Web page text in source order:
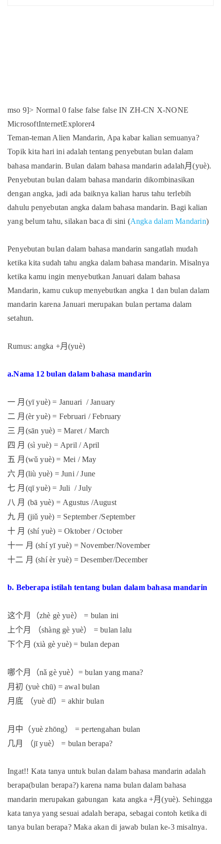
mso 9]> Normal 0 false false false IN ZH-CN X-NONE
MicrosoftInternetExplorer4
Teman-teman Alien Mandarin, Apa kabar kalian semuanya?
Topik kita hari ini adalah tentang penyebutan bulan dalam
bahasa mandarin. Bulan dalam bahasa mandarin adalah月(yuè).
Penyebutan bulan dalam bahasa mandarin dikombinasikan
dengan angka, jadi ada baiknya kalian harus tahu terlebih
dahulu penyebutan angka dalam bahasa mandarin. Bagi kalian
yang belum tahu, silakan baca di sini (Angka dalam Mandarin)
Penyebutan bulan dalam bahasa mandarin sangatlah mudah
ketika kita sudah tahu angka dalam bahasa mandarin. Misalnya
ketika kamu ingin menyebutkan Januari dalam bahasa
Mandarin, kamu cukup menyebutkan angka 1 dan bulan dalam
mandarin karena Januari merupakan bulan pertama dalam
setahun.
Rumus: angka +月(yuè)
a.Nama 12 bulan dalam bahasa mandarin
一 月(yī yuè) = Januari / January
二 月(èr yuè) = Februari / February
三 月(sān yuè) = Maret / March
四 月 (sì yuè) = April / April
五 月(wǔ yuè) = Mei / May
六 月(liù yuè) = Juni / June
七 月(qī yuè) = Juli / July
八 月 (bā yuè) = Agustus /August
九 月 (jiǔ yuè) = September /September
十 月 (shí yuè) = Oktober / October
十一 月 (shí yī yuè) = November/November
十二 月 (shí èr yuè) = Desember/December
b. Beberapa istilah tentang bulan dalam bahasa mandarin
这个月（zhè gè yuè） = bulan ini
上个月 （shàng gè yuè） = bulan lalu
下个月 (xià gè yuè) = bulan depan
哪个月（nǎ gè yuè） = bulan yang mana?
月初 (yuè chū) = awal bulan
月底 （yuè dǐ）= akhir bulan
月中（yuè zhōng） = pertengahan bulan
几月 （jī yuè） = bulan berapa?
Ingat!! Kata tanya untuk bulan dalam bahasa mandarin adalah
berapa(bulan berapa?) karena nama bulan dalam bahasa
mandarin merupakan gabungan kata angka +月(yuè). Sehingga
kata tanya yang sesuai adalah berapa, sebagai contoh ketika di
tanya bulan berapa? Maka akan di jawab bulan ke-3 misalnya.